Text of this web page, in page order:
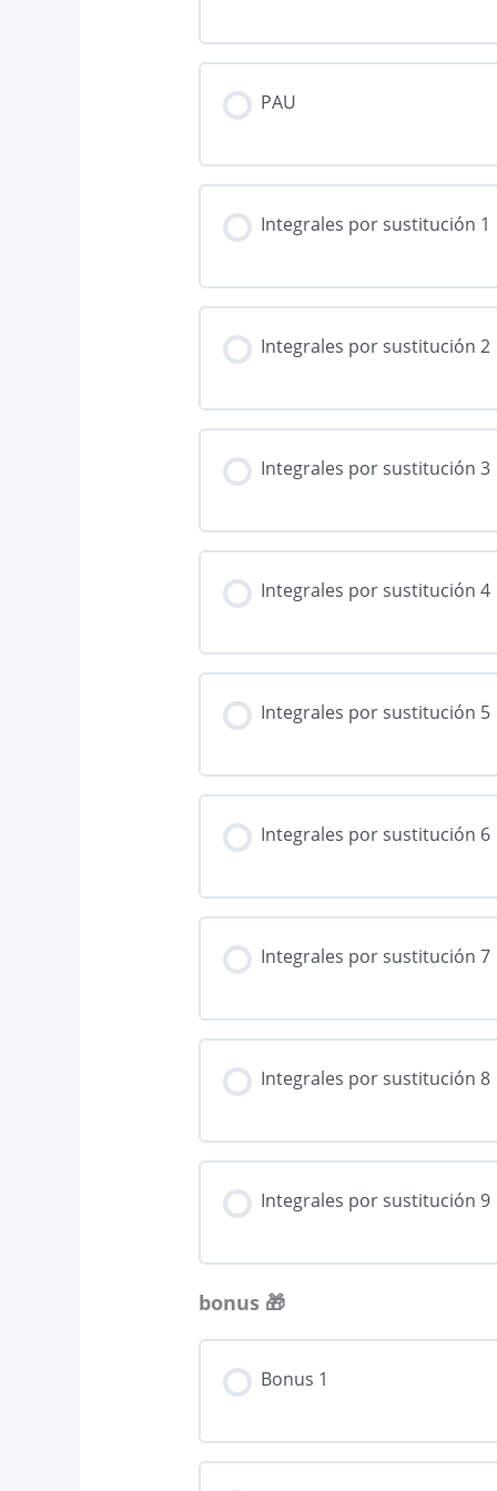
PAU
Integrales por sustitución 1
Integrales por sustitución 2
Integrales por sustitución 3
Integrales por sustitución 4
Integrales por sustitución 5
Integrales por sustitución 6
Integrales por sustitución 7
Integrales por sustitución 8
Integrales por sustitución 9
bonus 🎁
Bonus 1